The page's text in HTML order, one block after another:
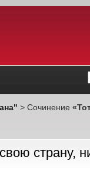
> Сочинение
страну,